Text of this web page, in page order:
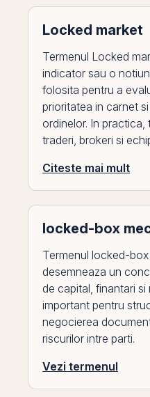
Locked market
Termenul Locked
indicator sau o
folosita pentru a
prioritatea in carnet
ordinelor. In
traderi, brokeri si
Citeste mai mult
locked-box
Termenul locked-
desemneaza un
de capital, finantari si
important pentru
negocierea
riscurilor intre parti.
Vezi termenul